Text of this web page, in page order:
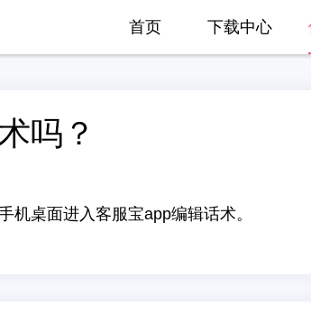
首页 下载中心
吗？
机桌面进入客服宝app编辑话术。